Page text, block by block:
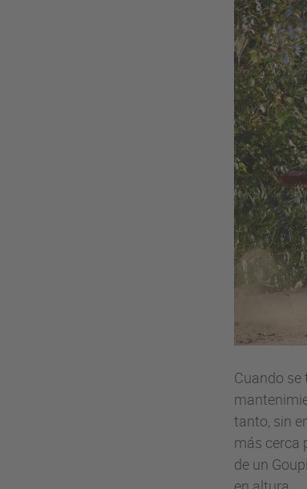
Cuando
tanto, sin
más cerca
de un